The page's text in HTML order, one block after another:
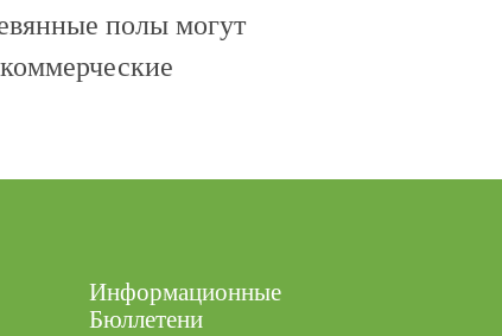
полы могут
Информационные
Бюллетени